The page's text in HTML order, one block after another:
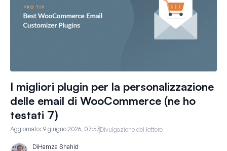
I migliori plugin per la personalizzazione
delle email di WooCommerce (ne ho
testati 7)
Aggiornato: 9 giugno 2026, 07:57Divulgazione del lettore
DiHamza Shahid